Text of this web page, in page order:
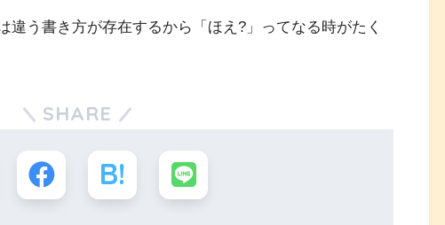
違う書き方が存在するから「ほえ?」ってなる時がたく
SHARE